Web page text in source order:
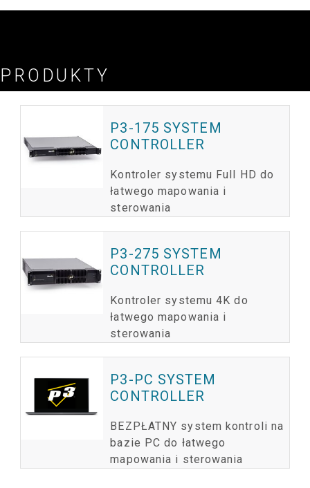
PRODUKTY
P3-175 SYSTEM
CONTROLLER
Kontroler systemu Full HD do
łatwego mapowania i
sterowania
P3-275 SYSTEM
CONTROLLER
Kontroler systemu 4K do
łatwego mapowania i
sterowania
P3-PC SYSTEM
CONTROLLER
BEZPŁATNY system kontroli na
bazie PC do łatwego
mapowania i sterowania